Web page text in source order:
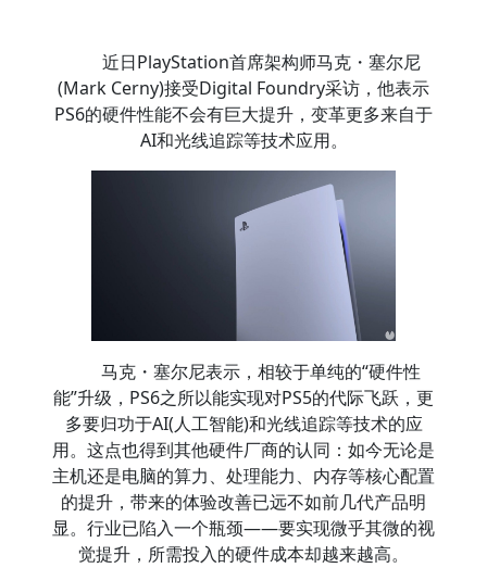
近日PlayStation首席架构师马克・塞尔尼
(Mark Cerny)接受Digital Foundry采访，他表示
PS6的硬件性能不会有巨大提升，变革更多来自于
AI和光线追踪等技术应用。
马克・塞尔尼表示，相较于单纯的“硬件性
能”升级，PS6之所以能实现对PS5的代际飞跃，更
多要归功于AI(人工智能)和光线追踪等技术的应
用。这点也得到其他硬件厂商的认同：如今无论是
主机还是电脑的算力、处理能力、内存等核心配置
的提升，带来的体验改善已远不如前几代产品明
显。行业已陷入一个瓶颈——要实现微乎其微的视
觉提升，所需投入的硬件成本却越来越高。